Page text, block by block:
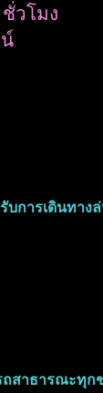
วโมง
การเดินทาง
สาธารณะทุ